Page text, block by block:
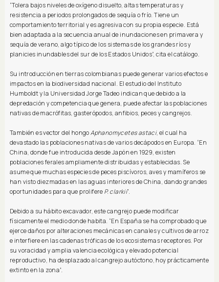
“Tolera bajos niveles de oxígeno disuelto, altas temperaturas y
resistencia a periodos prolongados de sequía o frío. Tiene un
comportamiento territorial y es agresiva con su propia especie. Está
bien adaptada a la secuencia anual de inundaciones en primavera y
sequía de verano, algo típico de los sistemas de los grandes ríos y
planicies inundables del sur de los Estados Unidos”, cita el catálogo.
Su introducción en tierras colombianas puede generar varios efectos e
impactos en la biodiversidad nacional. El estudio del Instituto
Humboldt y la Universidad Jorge Tadeo indican que debido a la
depredación y competencia que genera, puede afectar las poblaciones
nativas de macrófitas, gasterópodos, anfibios, peces y cangrejos.
También es vector del hongoAphanomycetes astaci, el cual ha
devastado las poblaciones nativas de varios decápodos en Europa. “En
China, donde fue introducida desde Japón en 1929, existen
poblaciones ferales ampliamente distribuidas y establecidas. Se
asume que muchas especies de peces piscívoros, aves y mamíferos se
han visto diezmadas en las aguas interiores de China, dando grandes
oportunidades para que prolifere P. clarkii”.
Debido a su hábito excavador, este cangrejo puede modificar
físicamente el medio donde habita. “En España se ha comprobado que
ejerce daños por alteraciones mecánicas en canales y cultivos de arroz
e interfiere en las cadenas tróficas de los ecosistemas receptores. Por
su voracidad y amplia valencia ecológica y elevado potencial
reproductivo, ha desplazado al cangrejo autóctono, hoy prácticamente
extinto en la zona”.